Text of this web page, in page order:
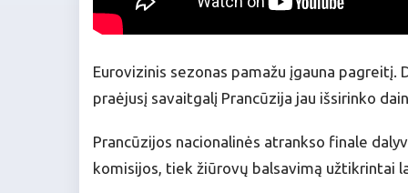
Eurovizinis sezonas pamažu įgauna
praėjusį savaitgalį Prancūzija jau išsirinko
Prancūzijos nacionalinės atrankso finale
komisijos, tiek žiūrovų balsavimą užtikrintai